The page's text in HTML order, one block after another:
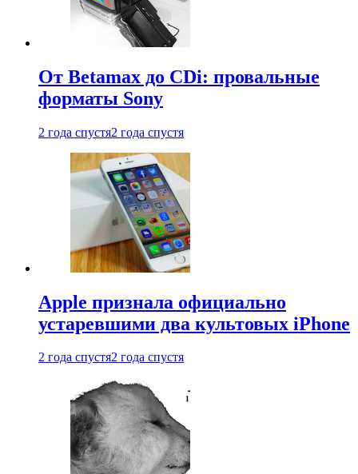
От Betamax до CDi: провальные
форматы Sony
2 года спустя2 года спустя
Apple признала официально
устаревшими два культовых iPhone
2 года спустя2 года спустя